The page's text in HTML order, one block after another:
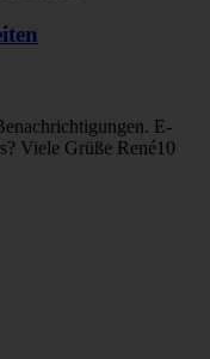
E-
Viele Grüße René10